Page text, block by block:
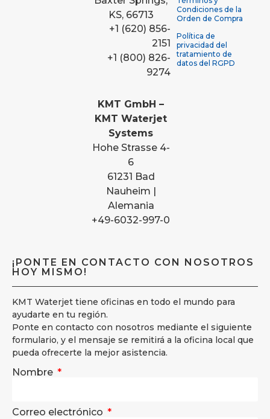
KS, 66713
+1 (620) 856-
2151
+1 (800) 826-
9274
KMT GmbH –
KMT Waterjet
Systems
Hohe Strasse 4-
6
61231 Bad
Nauheim |
Alemania
+49-6032-997-0
Condiciones de la
Orden de Compra
Política de
privacidad del
tratamiento de
datos del RGPD
¡PONTE EN CONTACTO CON NOSOTROS
HOY MISMO!
KMT Waterjet tiene oficinas en todo el mundo para
ayudarte en tu región.
Ponte en contacto con nosotros mediante el siguiente
formulario, y el mensaje se remitirá a la oficina local que
pueda ofrecerte la mejor asistencia.
Nombre
Correo electrónico